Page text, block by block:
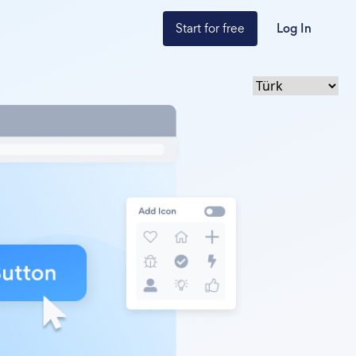
Start for free Log In